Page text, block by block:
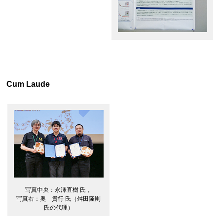
Cum Laude
写真中央：永澤直樹 氏，
写真右：奥 貴行 氏（舛田隆則
氏の代理）